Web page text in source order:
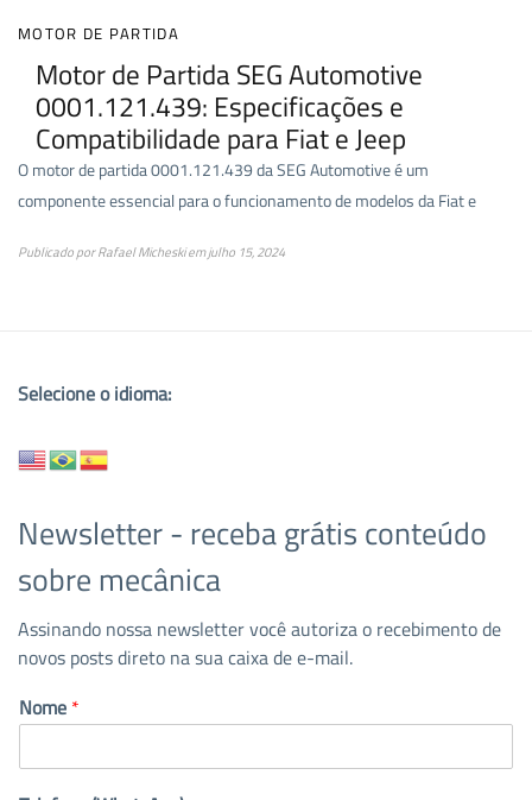
MOTOR DE PARTIDA
Motor de Partida SEG Automotive
0001.121.439: Especificações e
Compatibilidade para Fiat e Jeep
O motor de partida 0001.121.439 da SEG Automotive é um
componente essencial para o funcionamento de modelos da Fiat e
Publicado porRafael Micheskiemjulho 15, 2024
Selecione o idioma:
Newsletter - receba grátis conteúdo
sobre mecânica
Assinando nossa newsletter você autoriza o recebimento de
novos posts direto na sua caixa de e-mail.
Nome *